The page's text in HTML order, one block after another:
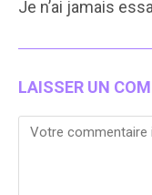
Je n’ai jamais
LAISSER UN
Comment